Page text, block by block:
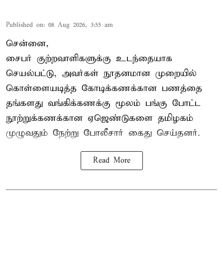
Published on: 08 Aug 2026, 3:55 am
சென்னை,
சைபர் குற்றவாளிகளுக்கு உடந்தையாக
செயல்பட்டு, அவர்கள் நூதனமான முறையில்
கொள்ளையடித்த கோடிக்கணக்கான பணத்தை
தங்களது வங்கிக்கணக்கு மூலம் பங்கு போட்ட
நூற்றுக்கணக்கான ஏஜெண்டுகளை தமிழகம்
முழுவதும் நேற்று போலீசார் கைது செய்தனர்.
Read More